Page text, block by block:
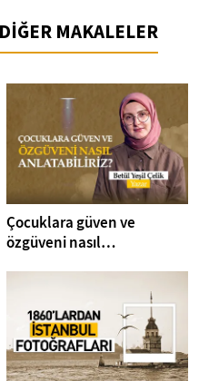
MAKALELER
Çocuklara güven ve
özgüveni nasıl